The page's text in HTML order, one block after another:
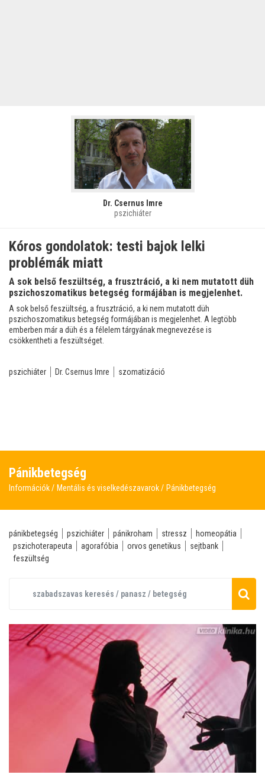
Dr. Csernus Imre
pszichiáter
Kóros gondolatok: testi bajok lelki
problémák miatt
A sok belső feszültség, a frusztráció, a ki nem mutatott düh
pszichoszomatikus betegség formájában is megjelenhet.
A sok belső feszültség, a frusztráció, a ki nem mutatott düh
pszichoszomatikus betegség formájában is megjelenhet. A legtöbb
emberben már a düh és a félelem tárgyának megnevezése is
csökkentheti a feszültséget.
pszichiáter Dr. Csernus Imre szomatizáció
Pánikbetegség
Információk Mentális és viselkedészavarok Pánikbetegség
pánikbetegség pszichiáter pánikroham stressz
homeopátia
pszichoterapeuta
agorafóbia orvos genetikus
sejtbank
feszültség